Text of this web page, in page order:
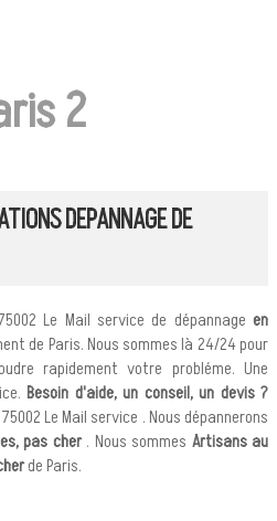
2
DEPANNAGE DE
Le Mail service de dépannage en
de Paris. Nous sommes là 24/24 pour
rapidement votre probléme. Une
Besoin d'aide, un conseil, un devis ?
Le Mail service . Nous dépannerons
pas cher. Nous sommes Artisans au
de Paris.